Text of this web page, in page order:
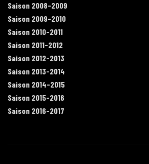
Saison 2008-2009
Saison 2009-2010
Saison 2010-2011
Saison 2011-2012
Saison 2012-2013
Saison 2013-2014
Saison 2014-2015
Saison 2015-2016
Saison 2016-2017